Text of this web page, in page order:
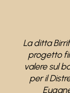
La ditta
progetto
valere sul
per il